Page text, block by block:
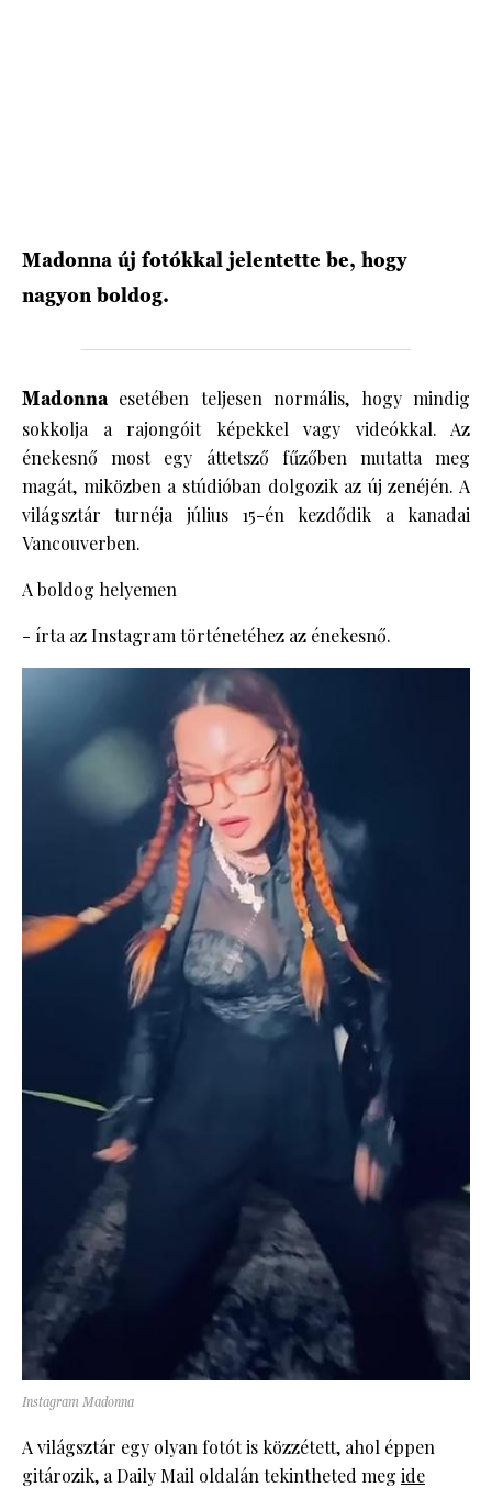
Madonna új fotókkal jelentette be, hogy
nagyon boldog.
Madonna esetében teljesen normális, hogy mindig
sokkolja a rajongóit képekkel vagy videókkal. Az
énekesnő most egy áttetsző fűzőben mutatta meg
magát, miközben a stúdióban dolgozik az új zenéjén. A
világsztár turnéja július 15-én kezdődik a kanadai
Vancouverben.
A boldog helyemen
- írta az Instagram történetéhez az énekesnő.
Instagram Madonna
A világsztár egy olyan fotót is közzétett, ahol éppen
gitározik, a Daily Mail oldalán tekintheted meg ide